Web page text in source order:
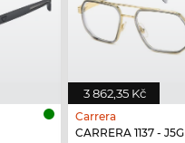
3 862,35 Kč
Carrera
CARRERA 1137 - J5G